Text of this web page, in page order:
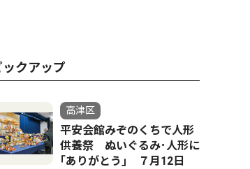
ックアップ
高津区
平安会館みぞのくちで人形
供養祭 ぬいぐるみ･人形に
｢ありがとう｣ ７月12日